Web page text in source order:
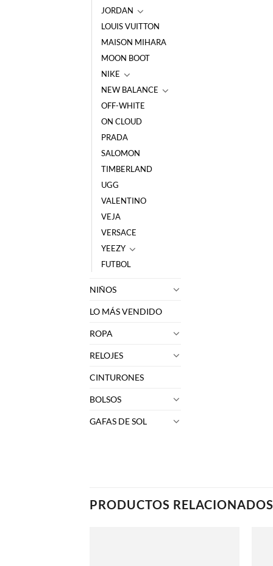
JORDAN
LOUIS VUITTON
MAISON MIHARA
MOON BOOT
NIKE
NEW BALANCE
OFF-WHITE
ON CLOUD
PRADA
SALOMON
TIMBERLAND
UGG
VALENTINO
VEJA
VERSACE
YEEZY
FUTBOL
NIÑOS
LO MÁS VENDIDO
ROPA
RELOJES
CINTURONES
BOLSOS
GAFAS DE SOL
PRODUCTOS RELACIONADOS